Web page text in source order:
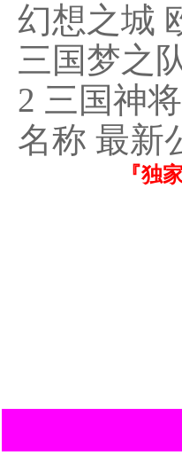
幻想之城
三国梦之
2 三国神
名称 最新
『独